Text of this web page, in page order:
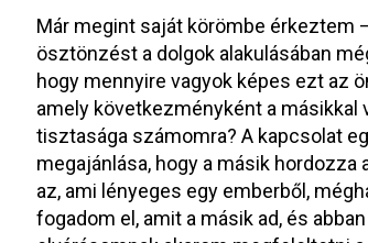
Már megint saját körömbe érkeztem
ösztönzést a dolgok alakulásában
hogy mennyire vagyok képes ezt az
amely következményként a
tisztasága számomra? A kapcsolat
megajánlása, hogy a másik
az, ami lényeges egy emberből,
fogadom el, amit a másik ad, és